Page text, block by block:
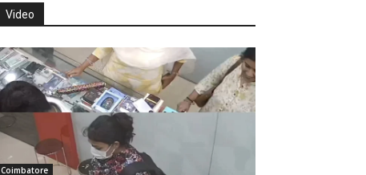
Video
Coimbatore